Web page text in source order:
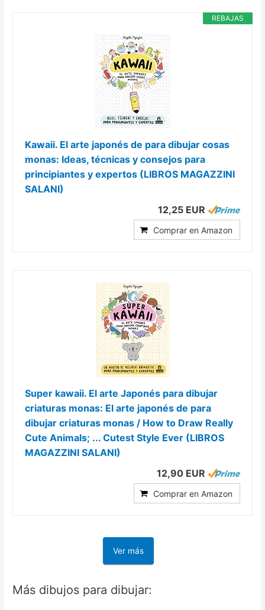
REBAJAS
Kawaii. El arte japonés de para dibujar cosas
monas: Ideas, técnicas y consejos para
principiantes y expertos (LIBROS MAGAZZINI
SALANI)
12,25 EUR
Comprar en Amazon
Super kawaii. El arte Japonés para dibujar
criaturas monas: El arte japonés de para
dibujar criaturas monas / How to Draw Really
Cute Animals; ... Cutest Style Ever (LIBROS
MAGAZZINI SALANI)
12,90 EUR
Comprar en Amazon
Ver más
Más dibujos para dibujar: